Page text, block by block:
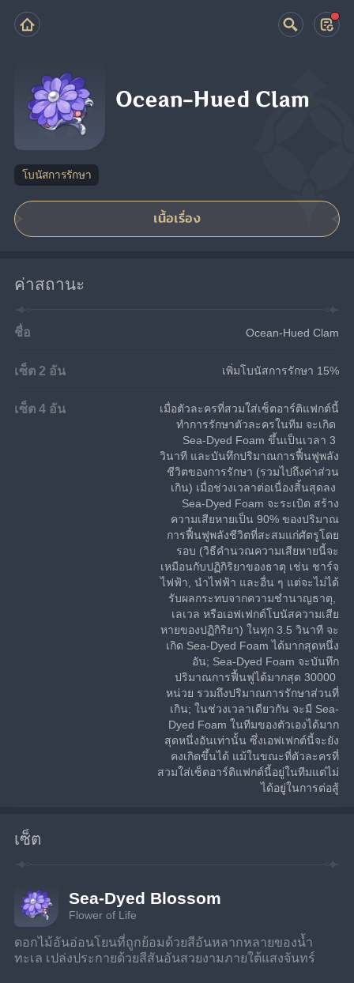
Ocean-Hued Clam
โบนัสการรักษา
เนื้อเรื่อง
ค่าสถานะ
ชื่อ Ocean-Hued Clam
เซ็ต 2 อัน เพิ่มโบนัสการรักษา 15%
เซ็ต 4 อัน
เมื่อตัวละครที่สวมใส่เซ็ตอาร์ติแฟกต์นี้
ทำการรักษาตัวละครในทีม จะเกิด
Sea-Dyed Foam ขึ้นเป็นเวลา 3
วินาที และบันทึกปริมาณการฟื้นฟูพลัง
ชีวิตของการรักษา (รวมไปถึงค่าส่วน
เกิน) เมื่อช่วงเวลาต่อเนื่องสิ้นสุดลง
Sea-Dyed Foam จะระเบิด สร้าง
ความเสียหายเป็น 90% ของปริมาณ
การฟื้นฟูพลังชีวิตที่สะสมแก่ศัตรูโดย
รอบ (วิธีคำนวณความเสียหายนี้จะ
เหมือนกับปฏิกิริยาของธาตุ เช่น ชาร์จ
ไฟฟ้า, นำไฟฟ้า และอื่น ๆ แต่จะไม่ได้
รับผลกระทบจากความชำนาญธาตุ,
เลเวล หรือเอฟเฟกต์โบนัสความเสีย
หายของปฏิกิริยา) ในทุก 3.5 วินาที จะ
เกิด Sea-Dyed Foam ได้มากสุดหนึ่ง
อัน; Sea-Dyed Foam จะบันทึก
ปริมาณการฟื้นฟูได้มากสุด 30000
หน่วย รวมถึงปริมาณการรักษาส่วนที่
เกิน; ในช่วงเวลาเดียวกัน จะมี Sea-
Dyed Foam ในทีมของตัวเองได้มาก
สุดหนึ่งอันเท่านั้น ซึ่งเอฟเฟกต์นี้จะยัง
คงเกิดขึ้นได้ แม้ในขณะที่ตัวละครที่
สวมใส่เซ็ตอาร์ติแฟกต์นี้อยู่ในทีมแต่ไม่
ได้อยู่ในการต่อสู้
เซ็ต
Sea-Dyed Blossom
Flower of Life
ดอกไม้อันอ่อนโยนที่ถูกย้อมด้วยสีอันหลากหลายของน้ำ
ทะเล เปล่งประกายด้วยสีสันอันสวยงามภายใต้แสงจันทร์